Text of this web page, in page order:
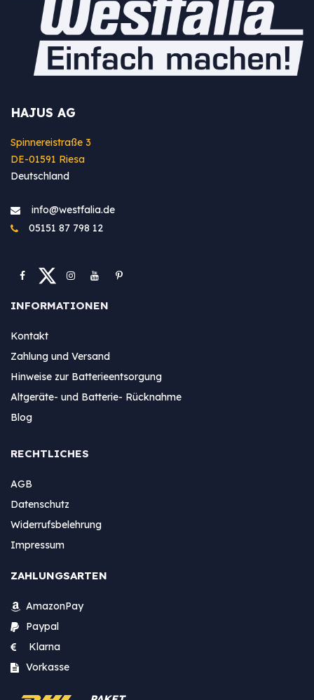
HAJUS AG
Spinnereistraße 3
DE-01591 Riesa
Deutschland
info@westfa​lia.de
05151 87 798 12
INFORMATIONEN
Kontakt
Zahlung und Versand
Hinweise zur Batterieentsorgung
Altgeräte- und Batterie- Rücknahme
Blog
RECHTLICHES
AGB
Datenschutz
Widerrufsbelehrung
Impressum
ZAHLUNGSARTEN
AmazonPay
Paypal
Klarna
Vorkasse